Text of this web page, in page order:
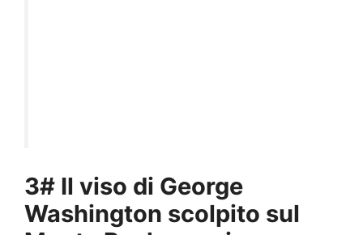
3# Il viso di George
Washington scolpito sul